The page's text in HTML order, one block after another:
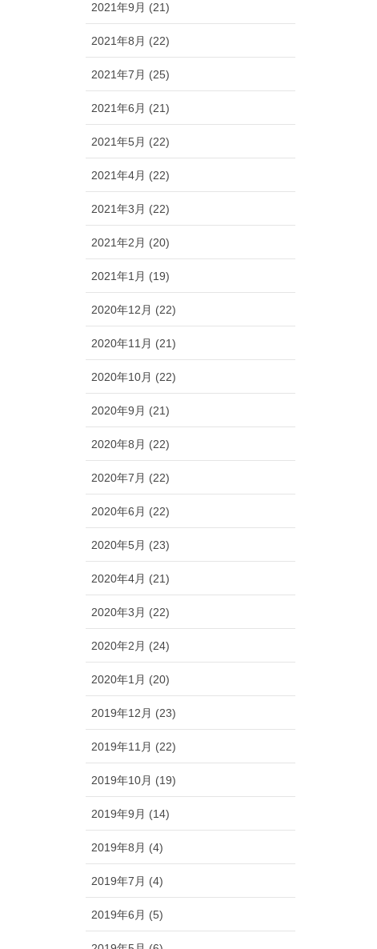
2021年9月 (21)
2021年8月 (22)
2021年7月 (25)
2021年6月 (21)
2021年5月 (22)
2021年4月 (22)
2021年3月 (22)
2021年2月 (20)
2021年1月 (19)
2020年12月 (22)
2020年11月 (21)
2020年10月 (22)
2020年9月 (21)
2020年8月 (22)
2020年7月 (22)
2020年6月 (22)
2020年5月 (23)
2020年4月 (21)
2020年3月 (22)
2020年2月 (24)
2020年1月 (20)
2019年12月 (23)
2019年11月 (22)
2019年10月 (19)
2019年9月 (14)
2019年8月 (4)
2019年7月 (4)
2019年6月 (5)